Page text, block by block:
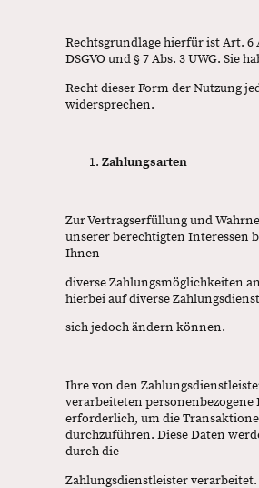
Rechtsgrundlage hierfür ist Art. 6
DSGVO und § 7 Abs. 3 UWG. Sie
Recht dieser Form der Nutzung
widersprechen.
Zahlungsarten
Zur Vertragserfüllung und
unserer berechtigten Interessen
Ihnen
diverse Zahlungsmöglichkeiten
hierbei auf diverse
sich jedoch ändern können.
Ihre von den
verarbeiteten personenbezogene
erforderlich, um die
durchzuführen. Diese Daten
durch die
Zahlungsdienstleister